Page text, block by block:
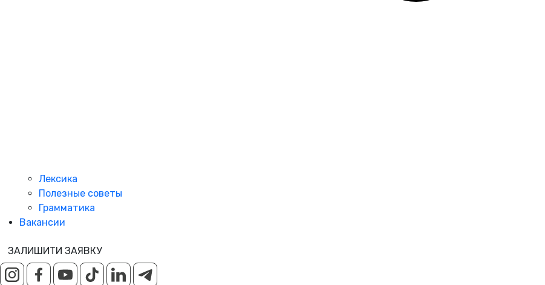
Лексика
Полезные советы
Грамматика
Вакансии
ЗАЛИШИТИ ЗАЯВКУ